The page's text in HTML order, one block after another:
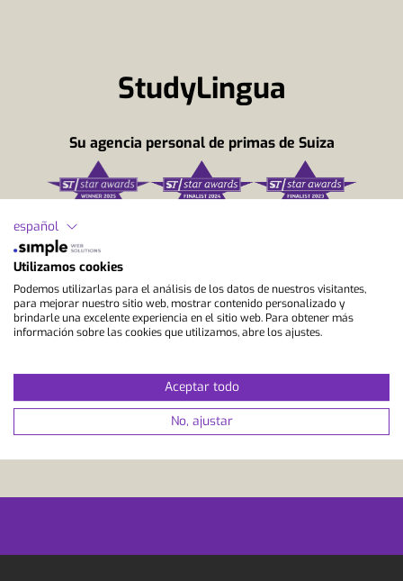
StudyLingua
Su agencia personal de primas de Suiza
español
Utilizamos cookies
Podemos utilizarlas para el análisis de los datos de nuestros visitantes,
para mejorar nuestro sitio web, mostrar contenido personalizado y
brindarle una excelente experiencia en el sitio web. Para obtener más
información sobre las cookies que utilizamos, abre los ajustes.
Aceptar todo
No, ajustar